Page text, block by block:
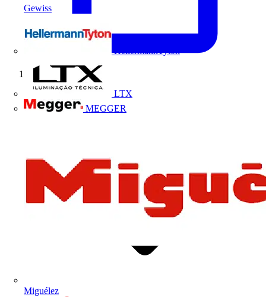
Gewiss
HellermannTyton
LTX
MEGGER
Miguélez
Início